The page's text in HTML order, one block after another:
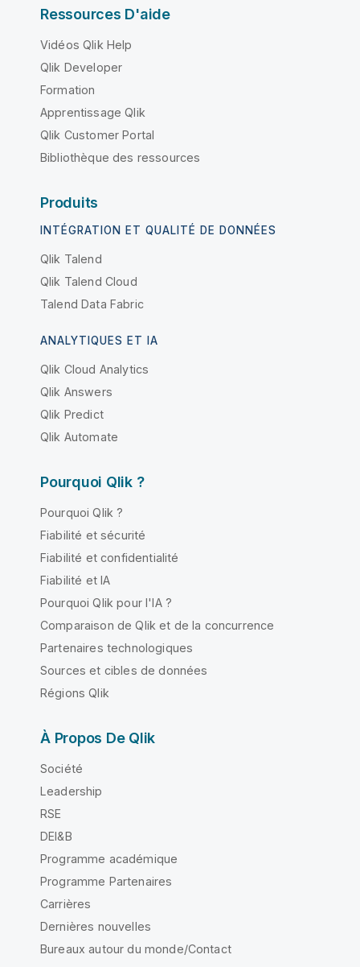
Ressources D'aide
Vidéos Qlik Help
Qlik Developer
Formation
Apprentissage Qlik
Qlik Customer Portal
Bibliothèque des ressources
Produits
INTÉGRATION ET QUALITÉ DE DONNÉES
Qlik Talend
Qlik Talend Cloud
Talend Data Fabric
ANALYTIQUES ET IA
Qlik Cloud Analytics
Qlik Answers
Qlik Predict
Qlik Automate
Pourquoi Qlik ?
Pourquoi Qlik ?
Fiabilité et sécurité
Fiabilité et confidentialité
Fiabilité et IA
Pourquoi Qlik pour l'IA ?
Comparaison de Qlik et de la concurrence
Partenaires technologiques
Sources et cibles de données
Régions Qlik
À Propos De Qlik
Société
Leadership
RSE
DEI&B
Programme académique
Programme Partenaires
Carrières
Dernières nouvelles
Bureaux autour du monde/Contact